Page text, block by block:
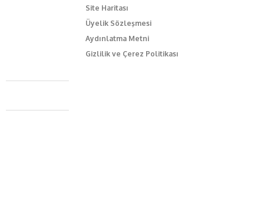
Site Haritası
Üyelik Sözleşmesi
Aydınlatma Metni
Gizlilik ve Çerez Politikası
Caferağa Mah. Dr. Şakir Paşa Sok. No3/A Kadıköy İstanbul
+90 543 345 46 00